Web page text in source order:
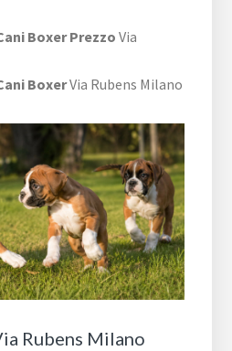
Boxer Prezzo Via
BoxerVia Rubens Milano
Rubens Milano